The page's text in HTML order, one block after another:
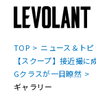
TOP ニュース＆ト
【スクープ】接近撮
Gクラスが一目瞭然
ギャラリー